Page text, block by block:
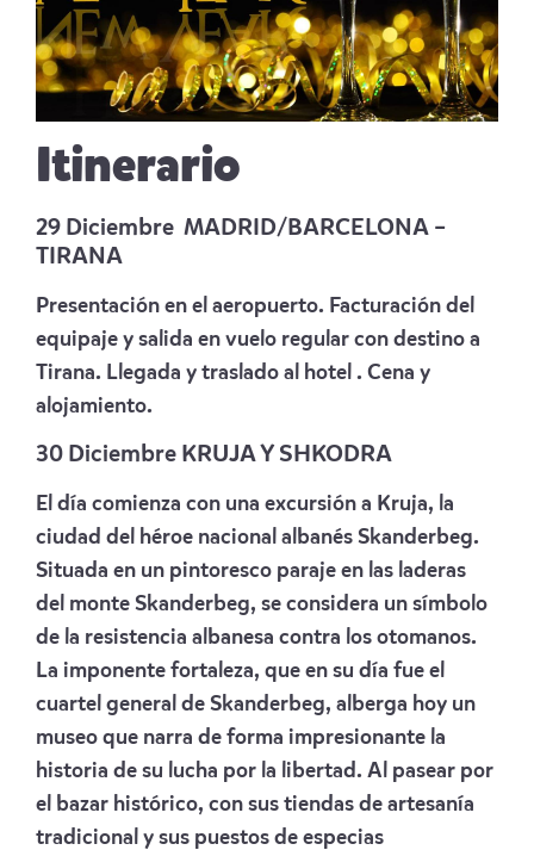
Itinerario
29 Diciembre MADRID/BARCELONA –
TIRANA
Presentación en el aeropuerto. Facturación del
equipaje y salida en vuelo regular con destino a
Tirana. Llegada y traslado al hotel . Cena y
alojamiento.
30 Diciembre KRUJA Y SHKODRA
El día comienza con una excursión a Kruja, la
ciudad del héroe nacional albanés Skanderbeg.
Situada en un pintoresco paraje en las laderas
del monte Skanderbeg, se considera un símbolo
de la resistencia albanesa contra los otomanos.
La imponente fortaleza, que en su día fue el
cuartel general de Skanderbeg, alberga hoy un
museo que narra de forma impresionante la
historia de su lucha por la libertad. Al pasear por
el bazar histórico, con sus tiendas de artesanía
tradicional y sus puestos de especias